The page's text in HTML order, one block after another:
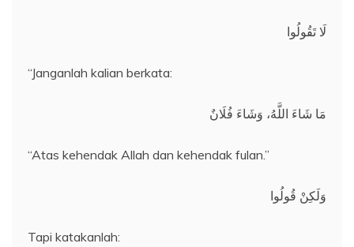
لَا تَقُولُوا
“Janganlah kalian berkata:
مَا شَاءَ اللَّهُ، وَشَاءَ فُلَانٌ
“Atas kehendak Allah dan kehendak fulan.”
وَلَكِنْ قُولُوا
Tapi katakanlah: